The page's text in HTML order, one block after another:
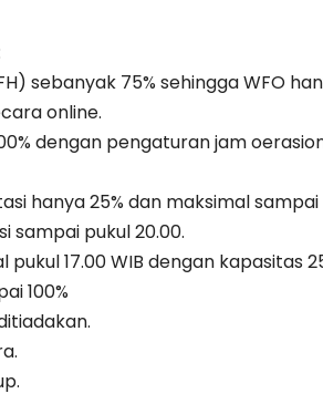
sebanyak 75% sehingga WFO
online.
dengan pengaturan jam
hanya 25% dan maksimal
sampai pukul 20.00.
17.00 WIB dengan kapasitas
100%